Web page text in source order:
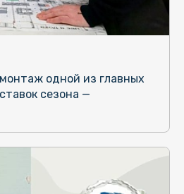
одной из главных
сезона —